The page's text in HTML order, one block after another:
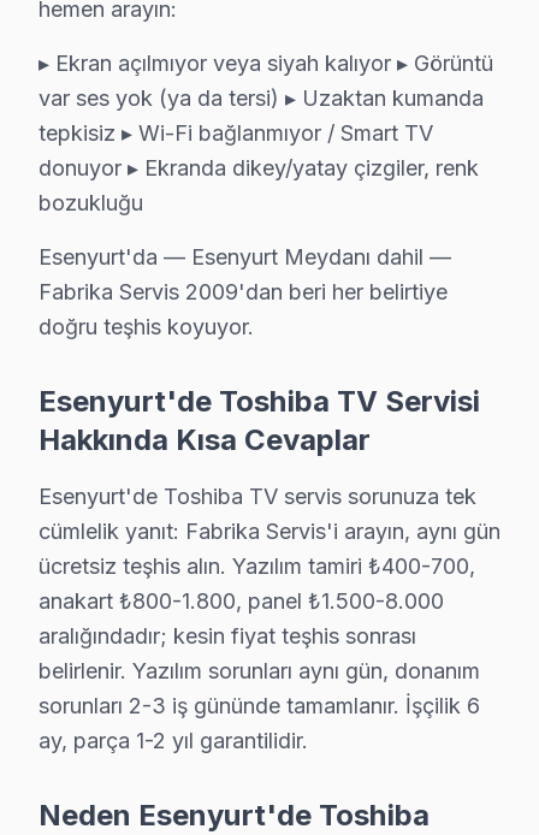
Esenyurt'da İstiklal mahallesi için Toshiba TV tamir
Toshiba Servis Merkezi →
Koza Toshiba Servis
Toshiba marka TV'niz Koza'de çalışmıyorsa teknik
Esenyurt TV Servis Merkezi →
Esenyurt'da Mehmet Akif Ersoy bölgesi dahil tüm hizmet
Toshiba Servis Merkezi →
Mehterçeşme mahallesi Toshiba TV servisi için ön
Toshiba Servis Merkezi →
Namık Kemal Toshiba Servis
Esenyurt genelinde Namık Kemal bölgesinde Toshiba TV
Toshiba Servis Merkezi →
Necip Fazıl Kısakürek Toshiba Servis
Esenyurt TV Servis Merkezi →
hemen arayın:
▸ Ekran açılmıyor veya siyah kalıyor ▸ Görüntü
var ses yok (ya da tersi) ▸ Uzaktan kumanda
tepkisiz ▸ Wi-Fi bağlanmıyor / Smart TV
donuyor ▸ Ekranda dikey/yatay çizgiler, renk
bozukluğu
Esenyurt'da — Esenyurt Meydanı dahil —
Fabrika Servis 2009'dan beri her belirtiye
doğru teşhis koyuyor.
Esenyurt'de Toshiba TV Servisi
Hakkında Kısa Cevaplar
Esenyurt'de Toshiba TV servis sorunuza tek
cümlelik yanıt: Fabrika Servis'i arayın, aynı gün
ücretsiz teşhis alın. Yazılım tamiri ₺400-700,
anakart ₺800-1.800, panel ₺1.500-8.000
aralığındadır; kesin fiyat teşhis sonrası
belirlenir. Yazılım sorunları aynı gün, donanım
sorunları 2-3 iş gününde tamamlanır. İşçilik 6
ay, parça 1-2 yıl garantilidir.
Neden Esenyurt'de Toshiba